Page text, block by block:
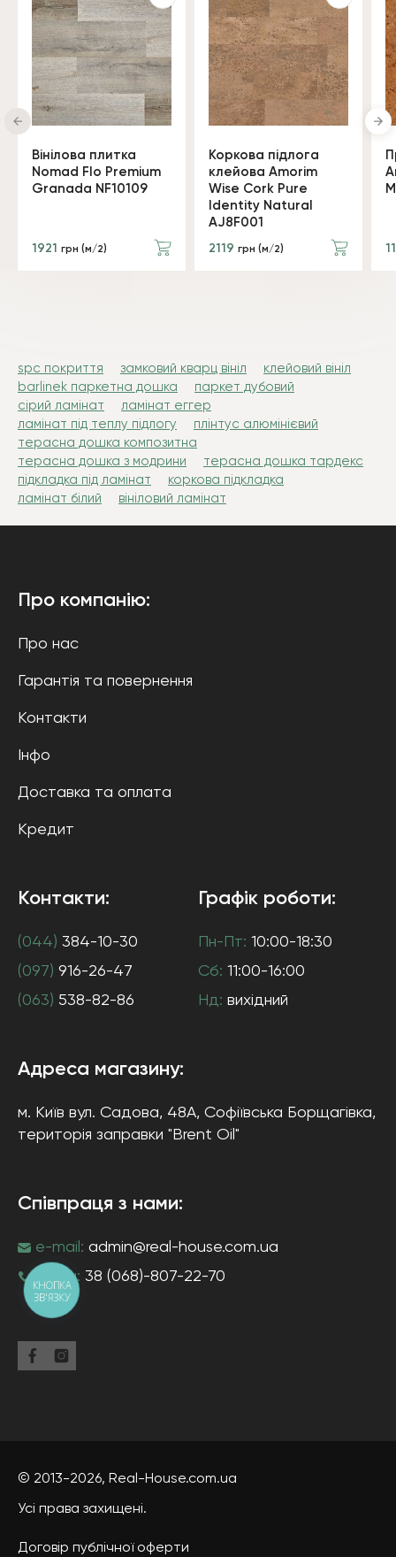
Вінілова плитка
Nomad Flo Premium
Granada NF10109
1921 грн (м/2)
Коркова підлога
клейова Amorim
Wise Cork Pure
Identity Natural
AJ8F001
2119 грн (м/2)
spc покриття замковий кварц вініл
клейовий вініл
barlinek паркетна дошка
паркет дубовий
сірий ламінат
ламінат еггер
ламінат під теплу підлогу
плінтус алюмінієвий
терасна дошка композитна
терасна дошка з модрини
терасна дошка тардекс
підкладка під ламінат
коркова підкладка
ламінат білий
вініловий ламінат
Про компанію:
Про нас
Гарантія та повернення
Контакти
Інфо
Доставка та оплата
Кредит
Контакти:
(044) 384-10-30
(097) 916-26-47
(063) 538-82-86
Графік роботи:
Пн-Пт: 10:00-18:30
Сб: 11:00-16:00
Нд: вихідний
Адреса магазину:
м. Київ вул. Садова, 48А, Софіївська Борщагівка,
територія заправки "Brent Oil"
Співпраця з нами:
e-mail: admin@real-house.com.ua
тел-н: 38 (068)-807-22-70
© 2013-2026, Real-House.com.ua
Усі права захищені.
Договір публічної оферти
КНОПКА
ЗВ'ЯЗКУ